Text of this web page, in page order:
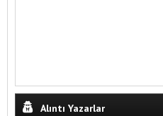
Alıntı Yazarlar